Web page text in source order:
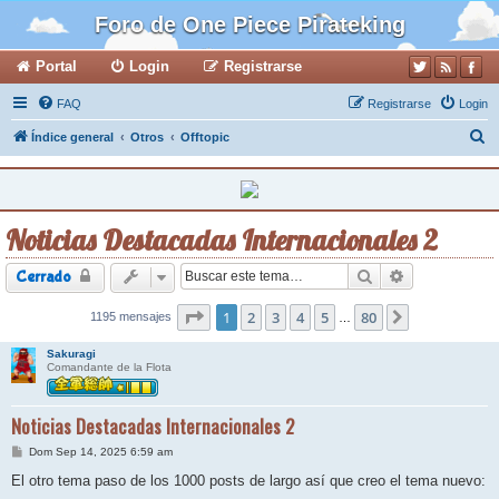
Foro de One Piece Pirateking
Portal Login Registrarse
FAQ Login
Registrarse
Índice general Otros Offtopic
c
Noticias Destacadas Internacionales 2
Cerrado Buscar
1195 mensajes Página1 de 80
1 2 3 4 5 80
Sakuragi
Comandante de la Flota
Noticias Destacadas Internacionales 2
M
n
Dom Sep 14, 2025 6:59 am
El otro tema paso de los 1000 posts de largo así que creo el tema nuevo: